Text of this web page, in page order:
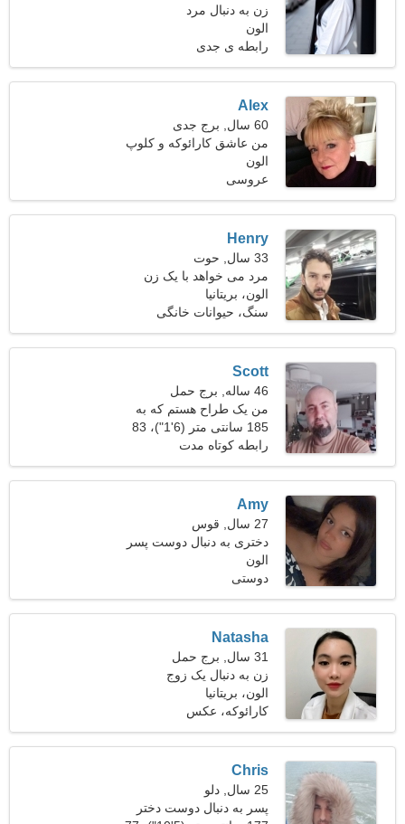
زن به دنبال مرد
الون
رابطه ی جدی
Alex
60 سال, برج جدی
من عاشق کارائوکه و کلوپ
های شبانه هستم
الون
عروسی
Henry
33 سال, حوت
مرد می خواهد با یک زن
ملاقات کند
الون، بریتانیا
سنگ، حیوانات خانگی
Scott
46 ساله, برج حمل
من یک طراح هستم که به
دنبال یک زن بامزه هستم185 سانتی متر (6'1")، 83
کیلوگرم (182 پوند)
رابطه کوتاه مدت
Amy
27 سال, قوس
دختری به دنبال دوست پسر
الون
دوستی
Natasha
31 سال, برج حمل
زن به دنبال یک زوج
الون، بریتانیا
کارائوکه، عکس
Chris
25 سال, دلو
پسر به دنبال دوست دختر